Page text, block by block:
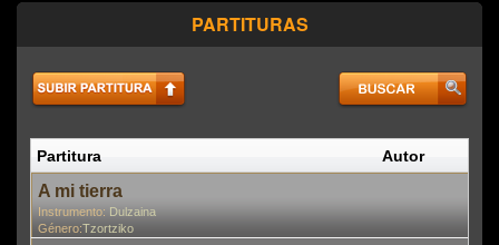
PARTITURAS
Partitura Autor
A mi tierra
Instrumento: Dulzaina
Género:Tzortziko